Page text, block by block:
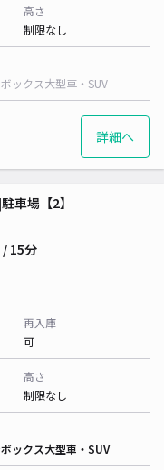
高さ
制限なし
ックス大型車・SUV
詳細へ
車場【2】
15分
再入庫
可
高さ
制限なし
ックス大型車・SUV